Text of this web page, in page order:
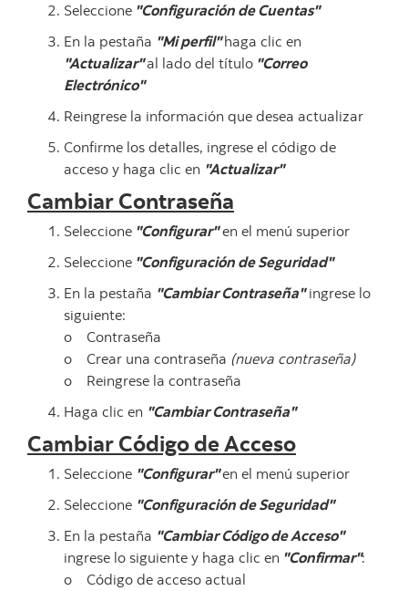
Seleccione "Configuración de Cuentas"
En la pestaña "Mi perfil"haga clic en
"Actualizar"al lado del título "Correo
Electrónico"
Reingrese la información que desea actualizar
Confirme los detalles, ingrese el código de
acceso y haga clic en "Actualizar"
Cambiar Contraseña
Seleccione "Configurar"en el menú superior
Seleccione "Configuración de Seguridad"
En la pestaña "Cambiar Contraseña"ingrese lo
siguiente:
o Contraseña
o Crear una contraseña (nueva contraseña)
o Reingrese la contraseña
Haga clic en "Cambiar Contraseña"
Cambiar Código de Acceso
Seleccione "Configurar"en el menú superior
Seleccione "Configuración de Seguridad"
En la pestaña "Cambiar Código de Acceso"
ingrese lo siguiente y haga clic en "Confirmar":
o Código de acceso actual